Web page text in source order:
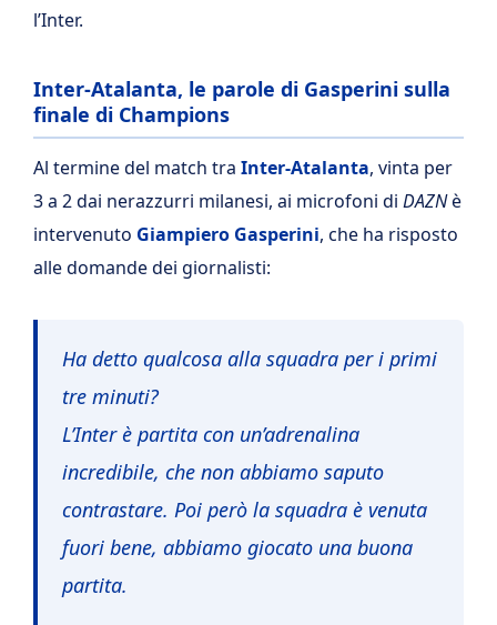
l’Inter.
Inter-Atalanta, le parole di Gasperini sulla
finale di Champions
Al termine del match tra Inter-Atalanta, vinta per
3 a 2 dai nerazzurri milanesi, ai microfoni di DAZNè
intervenuto Giampiero Gasperini, che ha risposto
alle domande dei giornalisti:
Ha detto qualcosa alla squadra per i primi
tre minuti?
L’Inter è partita con un’adrenalina
incredibile, che non abbiamo saputo
contrastare. Poi però la squadra è venuta
fuori bene, abbiamo giocato una buona
partita.